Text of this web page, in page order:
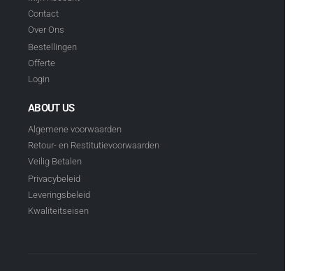
Contact
Over Ons
Bestellingen
Offerte
Login
ABOUT US
Algemene voorwaarden
Retour- en Restitutievoorwaarden
Veilig Betalen
Privacybeleid
Leveringsbeleid
Kwaliteitseisen